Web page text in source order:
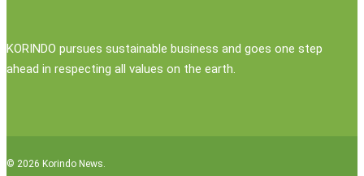
KORINDO pursues sustainable business and goes one step
ahead in respecting all values on the earth.
© 2026 Korindo News.